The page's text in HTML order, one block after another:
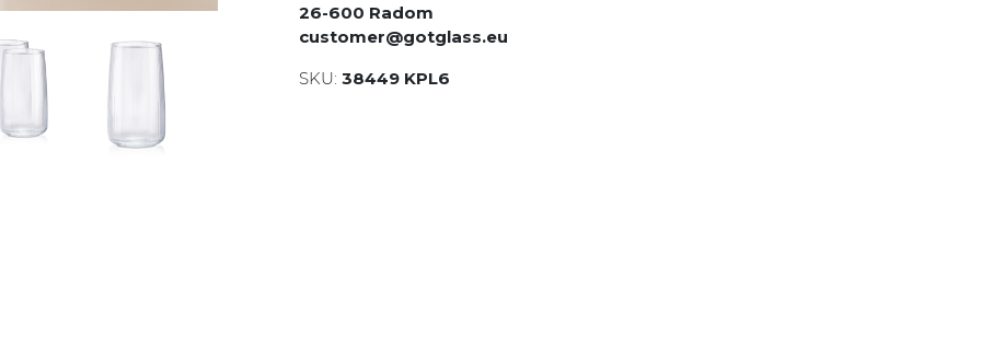
26-600 Radom
customer@gotglass.eu
SKU:38449 KPL6